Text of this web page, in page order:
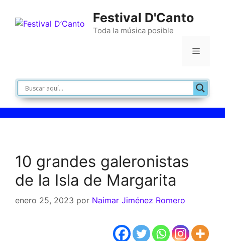
Festival D'Canto
Toda la música posible
10 grandes galeronistas
de la Isla de Margarita
enero 25, 2023 por Naimar Jiménez Romero